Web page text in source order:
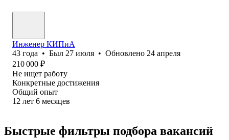
Инженер КИПиА
43 года • Был 27 июля • Обновлено 24 апреля
210 000 ₽
Не ищет работу
Конкретные достижения
Общий опыт
12 лет 6 месяцев
Быстрые фильтры подбора вакансий